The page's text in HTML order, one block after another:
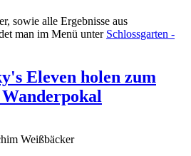
sowie alle Ergebnisse aus
man im Menü unter Schlossgarten -
Eleven holen zum
Weißbäcker